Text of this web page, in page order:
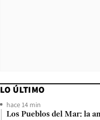
LO ÚLTIMO
hace 14 min
Los Pueblos del Mar: la